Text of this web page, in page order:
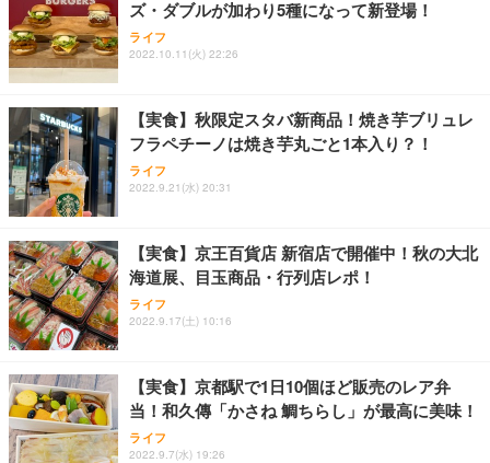
ズ・ダブルが加わり5種になって新登場！
ライフ
2022.10.11(火) 22:26
【実食】秋限定スタバ新商品！焼き芋ブリュレ
フラペチーノは焼き芋丸ごと1本入り？！
ライフ
2022.9.21(水) 20:31
【実食】京王百貨店 新宿店で開催中！秋の大北
海道展、目玉商品・行列店レポ！
ライフ
2022.9.17(土) 10:16
【実食】京都駅で1日10個ほど販売のレア弁
当！和久傳「かさね 鯛ちらし」が最高に美味！
ライフ
2022.9.7(水) 19:26